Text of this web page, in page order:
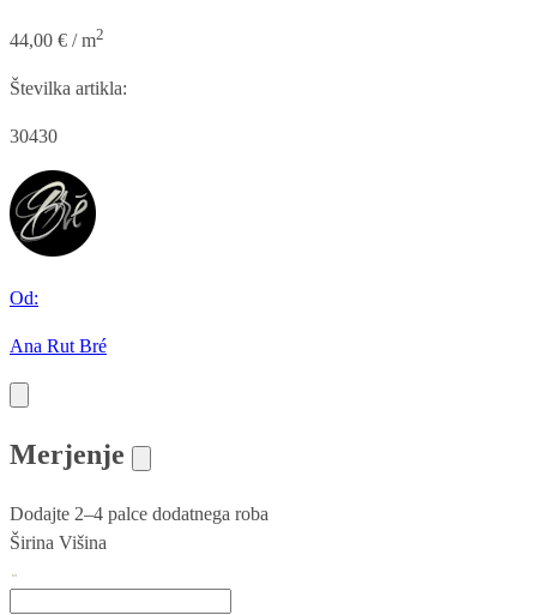
44,00 € / m2
Številka artikla:
30430
Od:
Ana Rut Bré
Merjenje
Dodajte 2–4 palce dodatnega roba
Širina Višina